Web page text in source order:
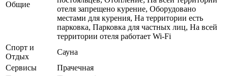
Общие
отеля запрещено курение, Оборудовано
местами для курения, На территории есть
парковка, Парковка для частных лиц, На всей
территории отеля работает Wi-Fi
Спорт и
Отдых
Сауна
Сервисы
Прачечная